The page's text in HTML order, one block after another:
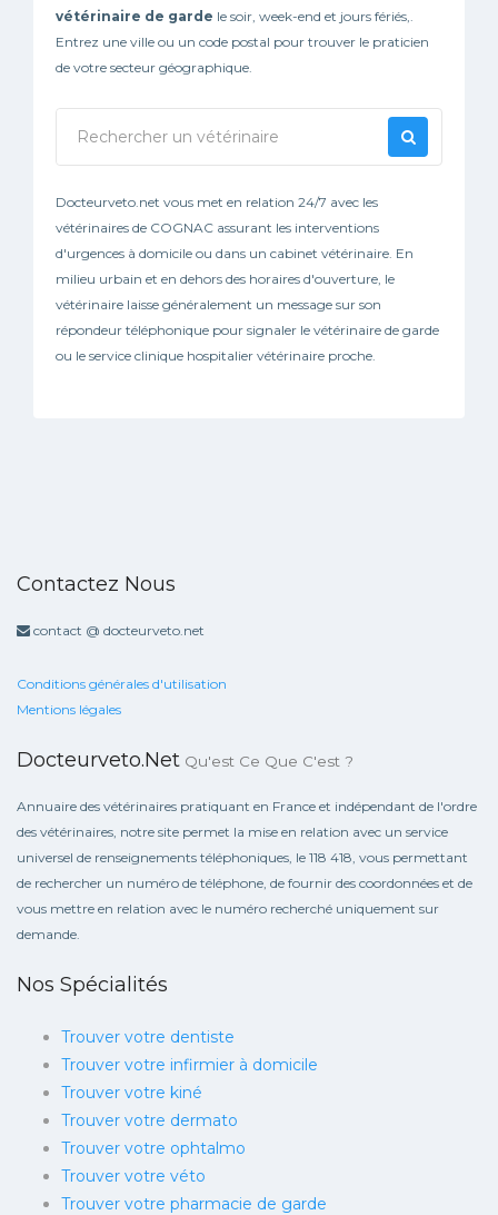
vétérinaire de garde le soir, week-end et jours fériés,.
Entrez une ville ou un code postal pour trouver le praticien
de votre secteur géographique.
Docteurveto.net vous met en relation 24/7 avec les
vétérinaires de COGNAC assurant les interventions
d'urgences à domicile ou dans un cabinet vétérinaire. En
milieu urbain et en dehors des horaires d'ouverture, le
vétérinaire laisse généralement un message sur son
répondeur téléphonique pour signaler le vétérinaire de garde
ou le service clinique hospitalier vétérinaire proche.
Contactez Nous
contact @ docteurveto.net
Conditions générales d'utilisation
Mentions légales
Docteurveto.net Qu'est Ce Que C'est ?
Annuaire des vétérinaires pratiquant en France et indépendant de l'ordre
des vétérinaires, notre site permet la mise en relation avec un service
universel de renseignements téléphoniques, le 118 418, vous permettant
de rechercher un numéro de téléphone, de fournir des coordonnées et de
vous mettre en relation avec le numéro recherché uniquement sur
demande.
Nos Spécialités
Trouver votre dentiste
Trouver votre infirmier à domicile
Trouver votre kiné
Trouver votre dermato
Trouver votre ophtalmo
Trouver votre véto
Trouver votre pharmacie de garde